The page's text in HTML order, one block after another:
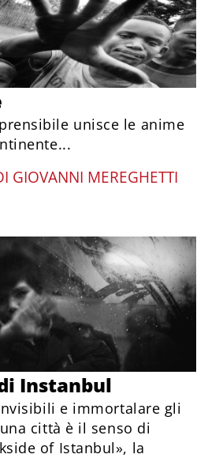
unisce le anime
GIOVANNI MEREGHETTI
Instanbul
e immortalare gli
città è il senso di
of Istanbul», la